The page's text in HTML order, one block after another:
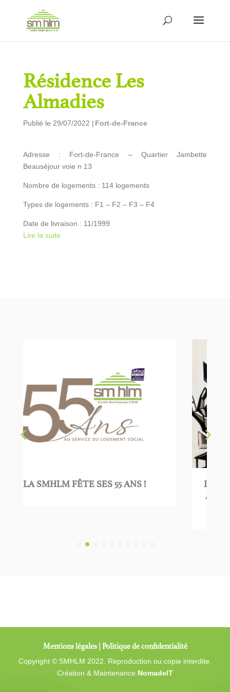
Résidence Les
Almadies
Publié le 29/07/2022 | Fort-de-France
Adresse : Fort-de-France – Quartier Jambette
Beauséjour voie n 13
Nombre de logements : 114 logements
Types de logements : F1 – F2 – F3 – F4
Date de livraison : 11/1999
Lire la suite
SES 55 ANS !
LA SOCIÉTÉ
ACTEUR ENGAGÉ DE
Mentions légales| Politique de confidentialité
Copyright © SMHLM 2022. Reproduction ou copie interdite.
Création & Maintenance NomadeIT